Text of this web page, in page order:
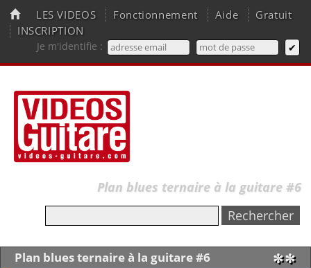
LES VIDEOS Fonctionnement Aide
Gratuit
INSCRIPTION
Je m'identifie :
Plan blues ternaire à la guitare #6
Plan blues ternaire à la guitare #6 ✼✼